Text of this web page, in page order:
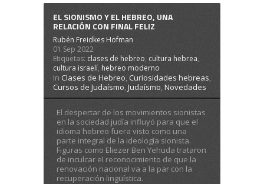
EL SIONISMO Y EL HEBREO, UNA
RELACIÓN CON FINAL FELIZ
Rubén Freidkes Hofman
01 Sep 2022
Etiquetas: clases de hebreo, cultura hebrea,
cultura israelí, hebreo moderno
In Clases de Hebreo, Curiosidades hebreas,
Cursos de Judaísmo,Judaísmo,Novedades
El despertar de los movimientos sionistas
en la sociedad judía influyó para que el
idioma hebreo fuera visto como una
parte integral de la ideología sionista.
Figuras como Eliezer Ben Yehuda trataron
de inculcar el reconocimiento de que la
renovación nacional va a la par con la
recuperación lingüística.